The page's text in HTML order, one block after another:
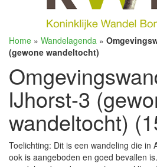
Home » Wandelagenda »
(gewone wandeltocht)
IJhorst-3
wandeltocht)
Toelichting: Dit is een wandeling die in
ook is aangeboden en goed bevallen